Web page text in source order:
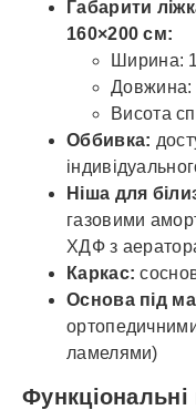
Габарити
160×200 см:
Ширина:
Довжина:
Висота
Оббивка:
Ніша для
газовими
ХДФ з
Каркас:
Основа під
ламелями)